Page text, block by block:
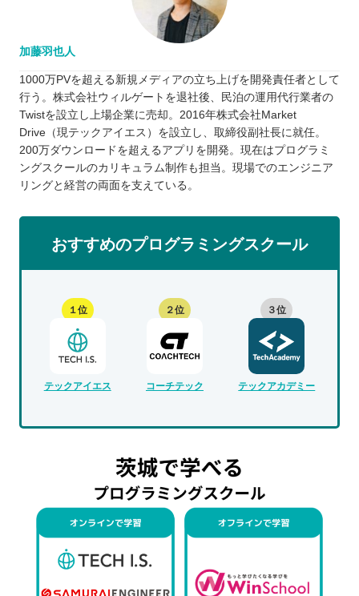
加藤羽也人
1000万PVを超える新規メディアの立ち上げを開発責任者として
行う。株式会社ウィルゲートを退社後、民泊の運用代行業者の
Twistを設立し上場企業に売却。2016年株式会社Market
Drive（現テックアイエス）を設立し、取締役副社長に就任。
200万ダウンロードを超えるアプリを開発。現在はプログラミ
ングスクールのカリキュラム制作も担当。現場でのエンジニア
リングと経営の両面を支えている。
おすすめのプログラミングスクール
１位
テックアイエス
２位
コーチテック
３位
テックアカデミー